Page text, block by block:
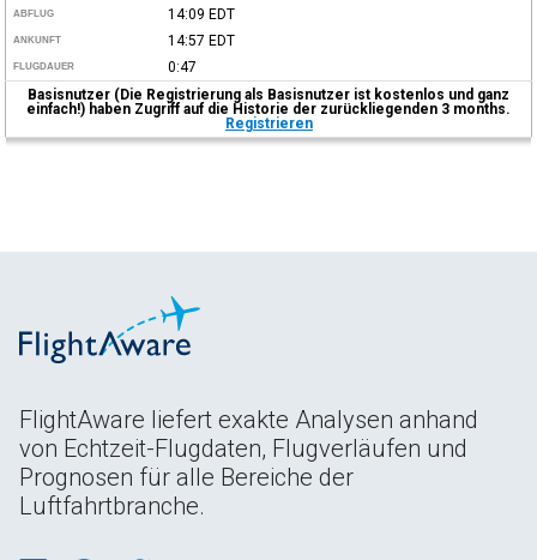
ABFLUG 14:09 EDT
ANKUNFT 14:57 EDT
FLUGDAUER
0:47
Basisnutzer (Die Registrierung als Basisnutzer ist kostenlos und ganz
einfach!) haben Zugriff auf die Historie der zurückliegenden 3 months.
Registrieren
FlightAware liefert exakte Analysen anhand
von Echtzeit-Flugdaten, Flugverläufen und
Prognosen für alle Bereiche der
Luftfahrtbranche.